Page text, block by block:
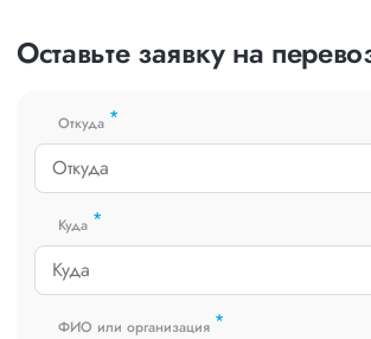
экспедирование. За каждым клиентом
который сообщит о текущем статусе вашего
сайте или звоните по номеру
РФ).
Оставьте заявку на
Откуда *
Куда *
ФИО или организация *